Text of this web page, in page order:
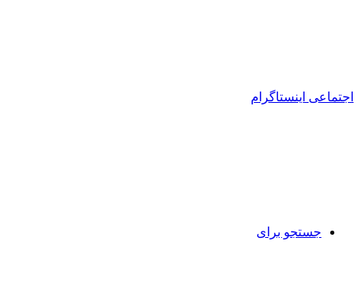
جستجو برای